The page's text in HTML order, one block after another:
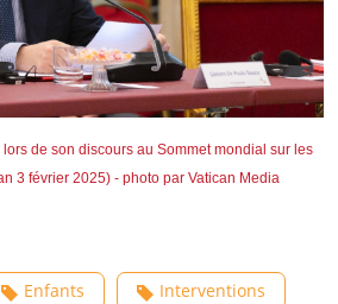
de son discours au Sommet mondial sur les
3 février 2025) - photo par Vatican Media
Enfants Interventions